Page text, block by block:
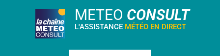
METEO CONSULT
L'ASSISTANCE MÉTÉO EN DIRECT